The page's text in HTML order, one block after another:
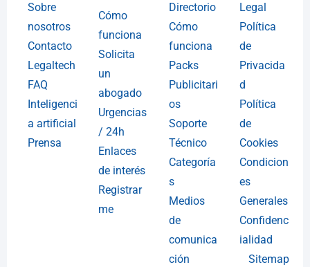
Sobre
nosotros
Contacto
Legaltech
FAQ
Inteligenci
a artificial
Prensa
Cómo
funciona
Solicita
un
abogado
Urgencias
/ 24h
Enlaces
de interés
Registrar
me
Directorio
Cómo
funciona
Packs
Publicitari
os
Soporte
Técnico
Categoría
s
Medios
de
comunica
ción
Legal
Política
de
Privacida
d
Política
de
Cookies
Condicion
es
Generales
Confidenc
ialidad
Sitemap